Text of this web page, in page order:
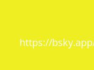
https://